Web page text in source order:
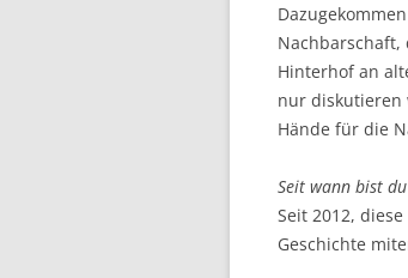
Hinterhof an
nur diskutieren
Hände für die
Seit wann bist
Seit 2012,
Geschichte